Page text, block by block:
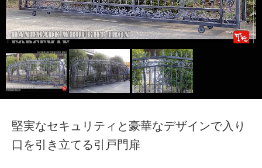
堅実なセキュリティと豪華なデザインで入り
口を引き立てる引戸門扉
TECH｜技術サイト